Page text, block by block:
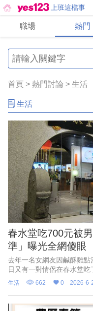
上班這檔事
職場 熱門
首頁 > 熱門討論 > 生活
生活
春水堂吃700元被
準」曝光全網傻眼
去年一名女網友因鹹酥雞
日又有一對情侶在春水堂
該事件再度引發社群熱烈討
紅的一套拜金女標準，內
LINE貼圖都不行。
生活 662 0 2026-6-